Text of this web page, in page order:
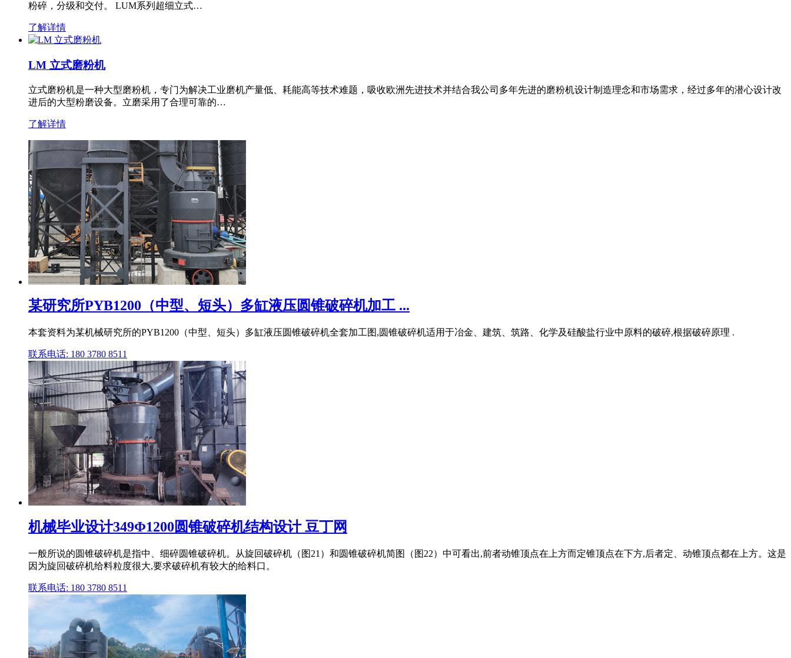
粉碎，分级和交付。 LUM系列超细立式…
了解详情
LM 立式磨粉机
立式磨粉机是一种大型磨粉机，专门为解决工业磨机产量低、耗能高等技术难题，吸收欧洲先进技术并结合我公司多年先进的磨粉机设计制造理念和市场需求，经过多年的潜心设计改
进后的大型粉磨设备。立磨采用了合理可靠的…
了解详情
某研究所PYB1200（中型、短头）多缸液压圆锥破碎机加工 ...
本套资料为某机械研究所的PYB1200（中型、短头）多缸液压圆锥破碎机全套加工图,圆锥破碎机适用于冶金、建筑、筑路、化学及硅酸盐行业中原料的破碎,根据破碎原理 .
联系电话: 180 3780 8511
机械毕业设计349Φ1200圆锥破碎机结构设计 豆丁网
一般所说的圆锥破碎机是指中、细碎圆锥破碎机。从旋回破碎机（图21）和圆锥破碎机简图（图22）中可看出,前者动锥顶点在上方而定锥顶点在下方,后者定、动锥顶点都在上方。这是
因为旋回破碎机给料粒度很大,要求破碎机有较大的给料口。
联系电话: 180 3780 8511